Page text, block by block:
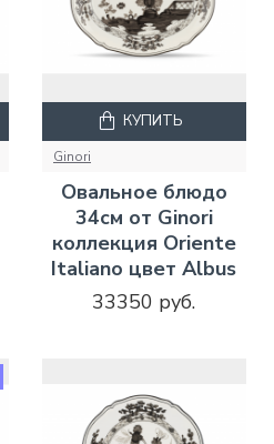
Ginori
Овальное блюдо
34см от Ginori
коллекция Oriente
Italiano цвет Albus
33350 руб.
КУПИТЬ